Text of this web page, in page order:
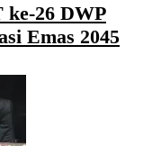
26 DWP
Emas 2045